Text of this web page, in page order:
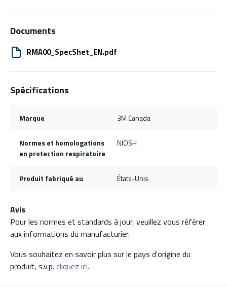
Documents
RMA00_SpecShet_EN.pdf
Spécifications
Marque 3M Canada
Normes et homologations
en protection respiratoire
NIOSH
Produit fabriqué au États-Unis
Avis
Pour les normes et standards à jour, veuillez vous référer
aux informations du manufacturier.
Vous souhaitez en savoir plus sur le pays d'origine du
produit, s.v.p. cliquez ici.